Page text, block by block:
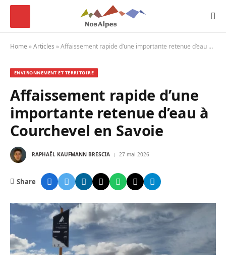
Home »Articles »Affaissement rapide d’une importante retenue d’eau à Courchevel en Savoie
ENVIRONNEMENT ET TERRITOIRE
Affaissement rapide d’une
importante retenue d’eau à
Courchevel en Savoie
RAPHAËL KAUFMANN BRESCIA 27 mai 2026
Share